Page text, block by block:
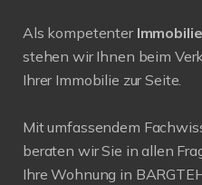
Als kompetenter
stehen wir Ihnen beim
Ihrer Immobilie zur Seite.
Mit umfassendem
beraten wir Sie in allen
Ihre Wohnung in